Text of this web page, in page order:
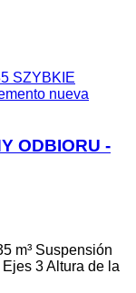
SZYBKIE
nueva
ODBIORU -
m³ Suspensión
Ejes 3Altura de la